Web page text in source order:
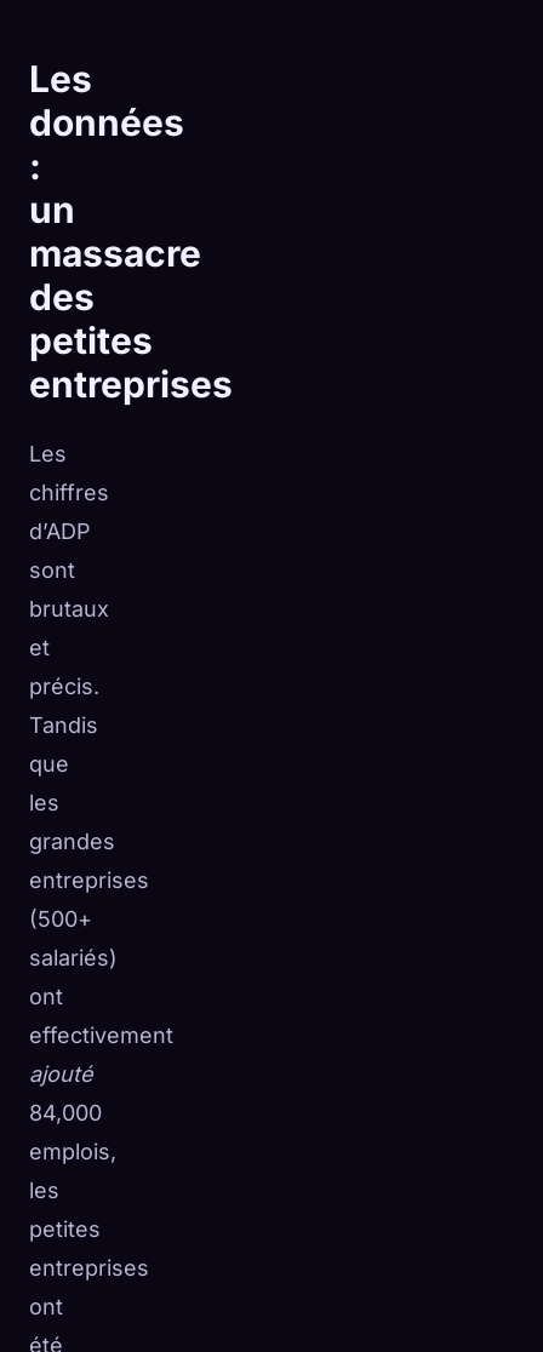
Les
données
:
un
massacre
des
petites
entreprises
Les
chiffres
d’ADP
sont
brutaux
et
précis.
Tandis
que
les
grandes
entreprises
(500+
salariés)
ont
effectivement
ajouté
84,000
emplois,
les
petites
entreprises
ont
été